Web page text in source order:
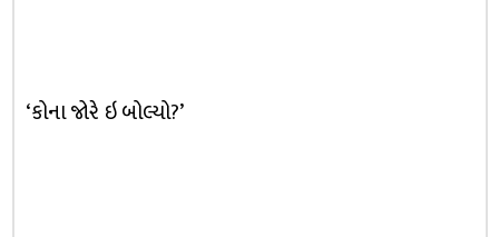
‘કોના જોરે ઇ બોલ્યો?’